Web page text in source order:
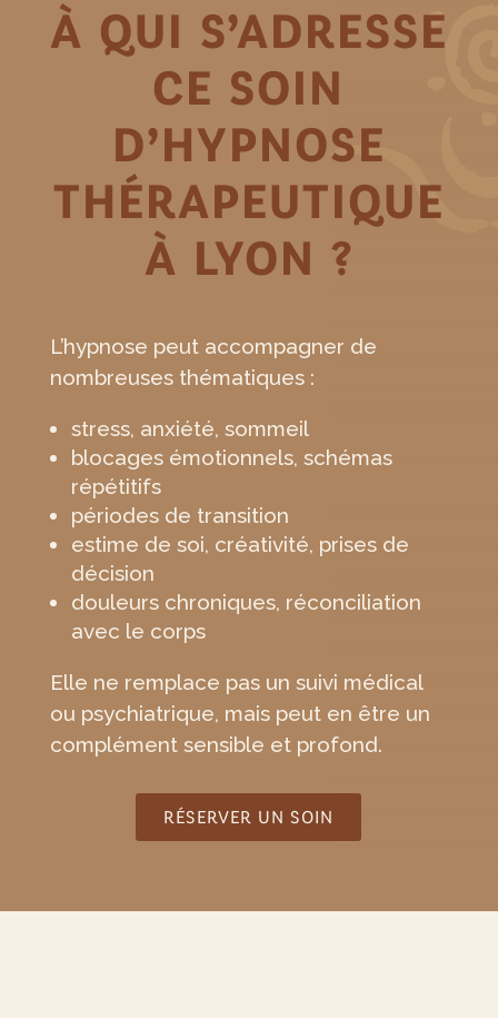
À QUI S’ADRESSE
CE SOIN
D’HYPNOSE
THÉRAPEUTIQUE
À LYON ?
L’hypnose peut accompagner de
nombreuses thématiques :
stress, anxiété, sommeil
blocages émotionnels, schémas
répétitifs
périodes de transition
estime de soi, créativité, prises de
décision
douleurs chroniques, réconciliation
avec le corps
Elle ne remplace pas un suivi médical
ou psychiatrique, mais peut en être un
complément sensible et profond.
RÉSERVER UN SOIN